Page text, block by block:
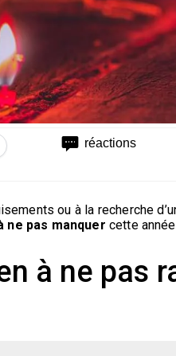
réactions
ou à la recherche
ne pas manquer cette
à ne pas